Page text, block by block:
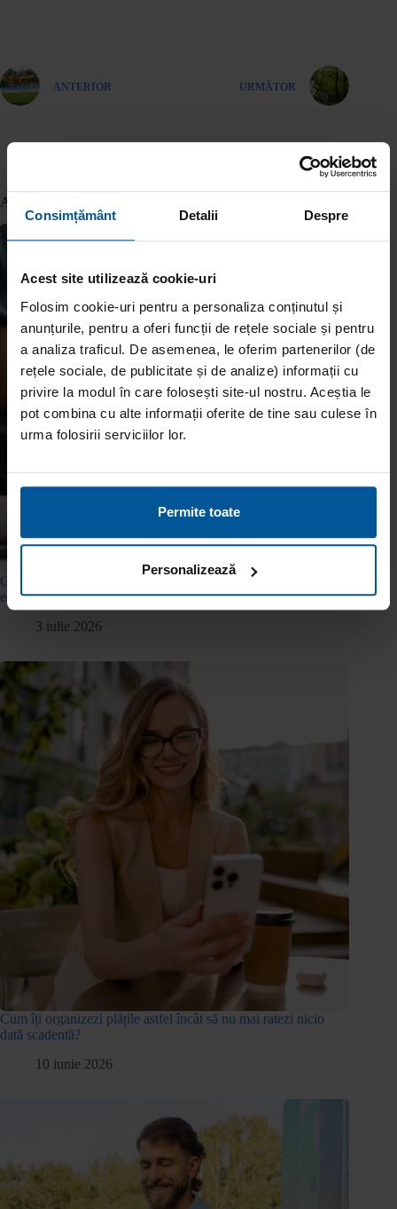
Consimțământ Detalii Despre
Acest site utilizează cookie-uri
Folosim cookie-uri pentru a personaliza conținutul și
anunțurile, pentru a oferi funcții de rețele sociale și pentru
a analiza traficul. De asemenea, le oferim partenerilor (de
rețele sociale, de publicitate și de analize) informații cu
privire la modul în care folosești site-ul nostru. Aceștia le
pot combina cu alte informații oferite de tine sau culese în
urma folosirii serviciilor lor.
Permite toate
Personalizează
ANTERIOR URMĂTOR
Articole similare
Gradul de îndatorare: ce reprezintă, cum se calculează și de ce
este important?
3 iulie 2026
Cum îți organizezi plățile astfel încât să nu mai ratezi nicio
dată scadentă?
10 iunie 2026